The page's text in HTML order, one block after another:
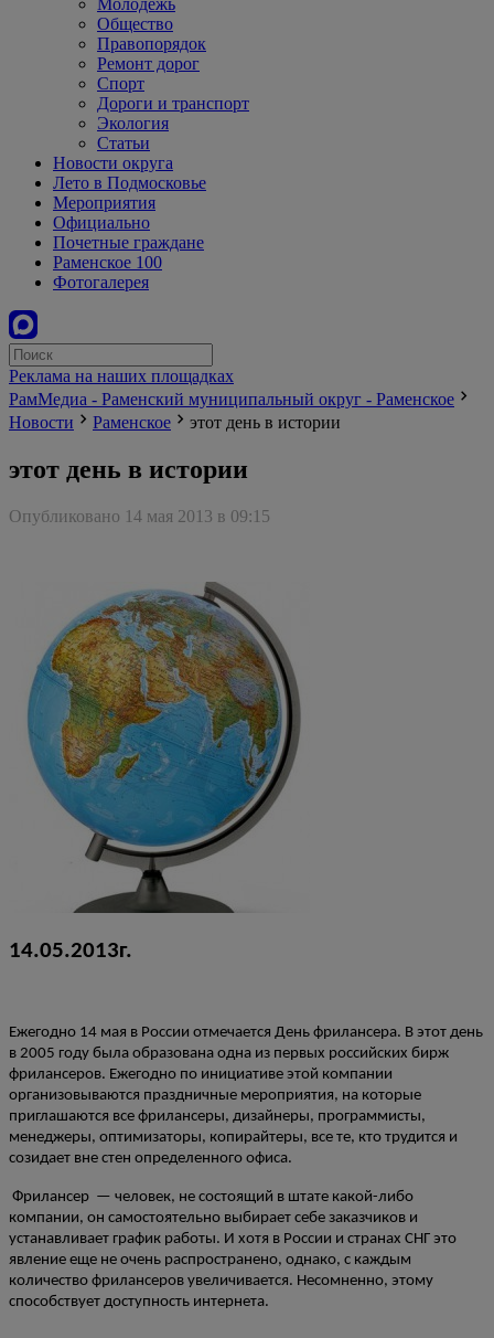
Молодежь
Общество
Правопорядок
Ремонт дорог
Спорт
Дороги и транспорт
Экология
Статьи
Новости округа
Лето в Подмосковье
Мероприятия
Официально
Почетные граждане
Раменское 100
Фотогалерея
Реклама на наших площадках
РамМедиа - Раменский муниципальный округ - Раменское
Новости
Раменское этот день в истории
этот день в истории
Опубликовано 14 мая 2013 в 09:15
14.05.2013г.
Ежегодно 14 мая в России отмечается День фрилансера. В этот день
в 2005 году была образована одна из первых российских бирж
фрилансеров. Ежегодно по инициативе этой компании
организовываются праздничные мероприятия, на которые
приглашаются все фрилансеры, дизайнеры, программисты,
менеджеры, оптимизаторы, копирайтеры, все те, кто трудится и
созидает вне стен определенного офиса.
Фрилансер — человек, не состоящий в штате какой-либо
компании, он самостоятельно выбирает себе заказчиков и
устанавливает график работы. И хотя в России и странах СНГ это
явление еще не очень распространено, однако, с каждым
количество фрилансеров увеличивается. Несомненно, этому
способствует доступность интернета.